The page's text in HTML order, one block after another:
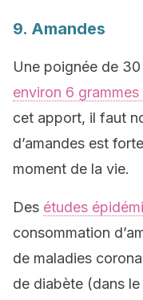
9. Amandes
Une poignée de
environ 6
cet apport, il faut
d’amandes est
moment de la vie.
Des études
consommation
de maladies
de diabète (dans